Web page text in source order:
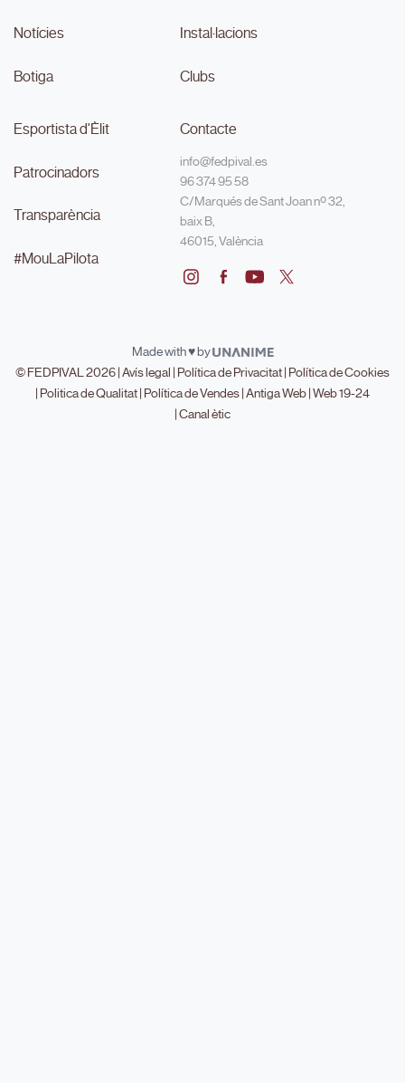
Notícies
Botiga
Instal·lacions
Clubs
Esportista d'Èlit
Patrocinadors
Transparència
#MouLaPilota
Contacte
info@fedpival.es
96 374 95 58
C/Marqués de Sant Joan nº 32,
baix B,
46015, València
Made with ♥ by
© FEDPIVAL 2026 |Avís legal | Política de Privacitat| Política de Cookies
| Politica de Qualitat| Política de Vendes|Antiga Web|Web 19-24
|Canal ètic